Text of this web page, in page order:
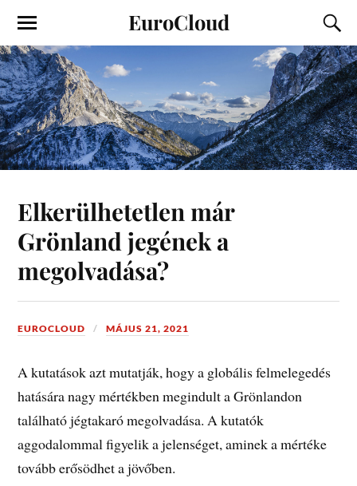
EuroCloud
Elkerülhetetlen már
Grönland jegének a
megolvadása?
EUROCLOUD MÁJUS 21, 2021
A kutatások azt mutatják, hogy a globális felmelegedés
hatására nagy mértékben megindult a Grönlandon
található jégtakaró megolvadása. A kutatók
aggodalommal figyelik a jelenséget, aminek a mértéke
tovább erősödhet a jövőben.